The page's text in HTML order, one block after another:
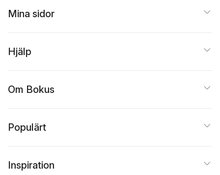
Mina sidor
Hjälp
Om Bokus
Populärt
Inspiration